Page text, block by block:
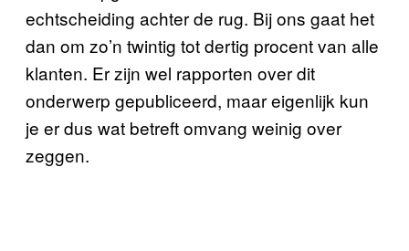
echtscheiding achter de rug. Bij ons gaat het
dan om zo’n twintig tot dertig procent van alle
klanten. Er zijn wel rapporten over dit
onderwerp gepubliceerd, maar eigenlijk kun
je er dus wat betreft omvang weinig over
zeggen.